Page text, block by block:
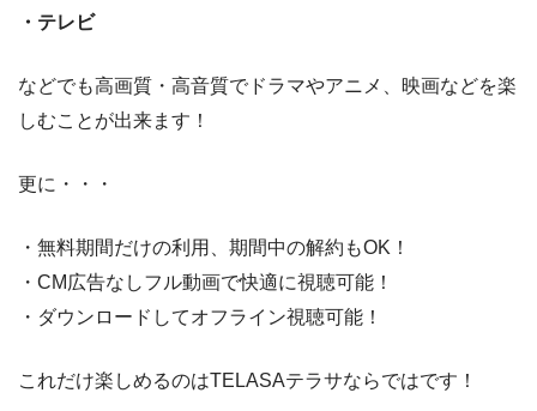
・テレビ
などでも高画質・高音質でドラマやアニメ、映画などを楽
しむことが出来ます！
更に・・・
・無料期間だけの利用、期間中の解約もOK！
・CM広告なしフル動画で快適に視聴可能！
・ダウンロードしてオフライン視聴可能！
これだけ楽しめるのはTELASAテラサならではです！